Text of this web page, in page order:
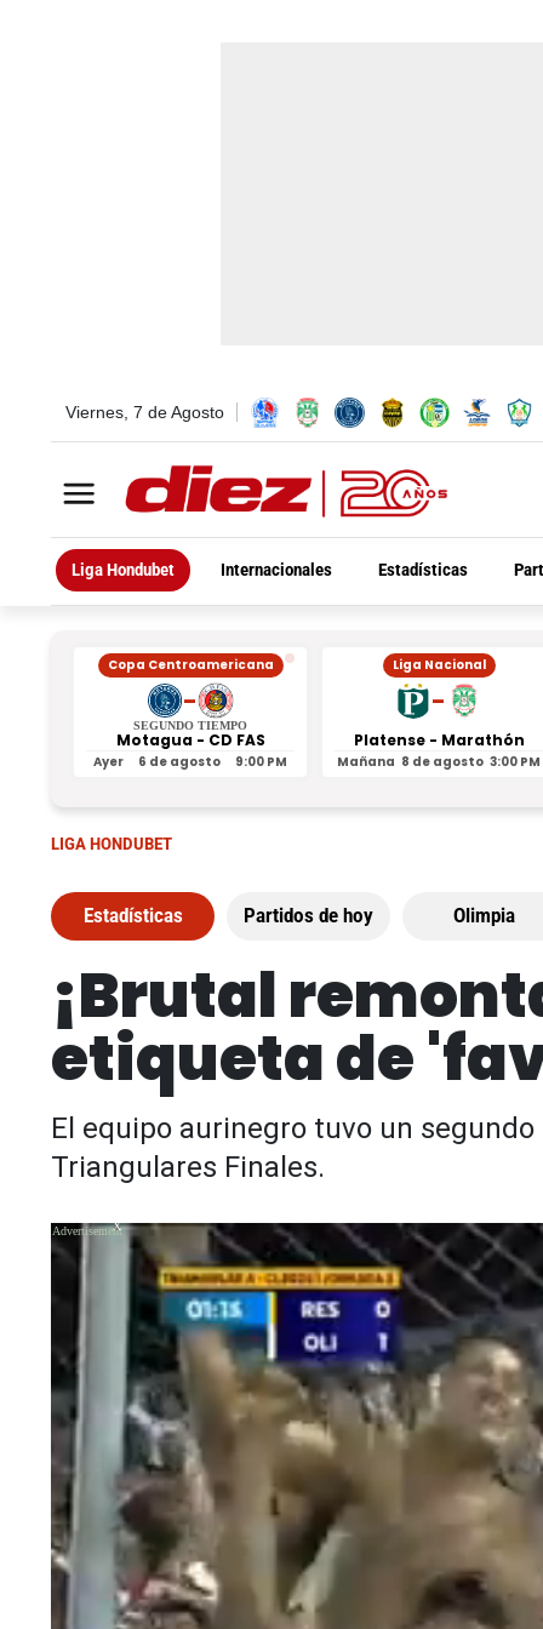
Viernes, 7 de Agosto
Liga Hondubet Internacionales Estadísticas
Copa Centroamericana
-
SEGUNDO TIEMPO
Motagua - CD FAS
Ayer 6 de agosto 9:00 PM
Liga Nacional
-
Platense - Marathón
Mañana 8 de agosto 3:00 PM
LIGA HONDUBET
Estadísticas Partidos de hoy Olimpia
¡Brutal
etiqueta de
El equipo aurinegro tuvo un
Triangulares Finales.
X